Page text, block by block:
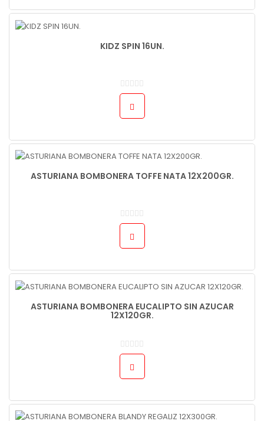
KIDZ SPIN 16UN.
ASTURIANA BOMBONERA TOFFE NATA 12X200GR.
ASTURIANA BOMBONERA EUCALIPTO SIN AZUCAR
12X120GR.